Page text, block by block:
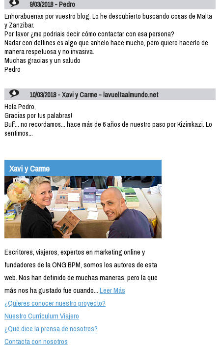
9/03/2018 - Pedro
Enhorabuenas por vuestro blog. Lo he descubierto buscando cosas de Malta
y Zanzibar.
Por favor ¿me podriais decir cómo contactar con esa persona?
Nadar con delfines es algo que anhelo hace mucho, pero quiero hacerlo de
manera respetuosa y no invasiva.
Muchas gracias y un saludo
Pedro
10/03/2018 - Xavi y Carme - lavueltaalmundo.net
Hola Pedro,
Gracias por tus palabras!
Buff... no recordamos... hace más de 6 años de nuestro paso por Kizimkazi. Lo
sentimos...
Xavi y Carme
Escritores, viajeros, expertos en marketing online y
fundadores de la ONG BPM, somos los autores de esta
web. Nos han definido de muchas maneras, pero la que
más nos ha gustado fue cuando...Leer Más
¿Quieres conocer nuestro proyecto?
Nuestro Currículum Viajero
¿Qué dice la prensa de nosotros?
Contacta con nosotros